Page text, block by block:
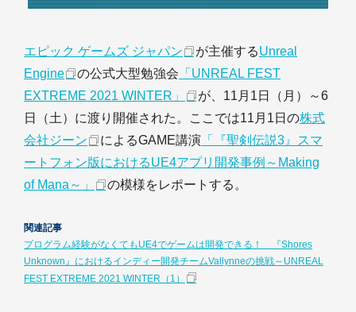
エピック ゲームズ ジャパン が主催するUnreal
Engine
の公式大型勉強会 「UNREAL FEST
EXTREME 2021 WINTER」
が、11月1日（月）～6
日（土）に渡り開催された。ここでは11月1日の株式
会社ジーン
によるGAME講演 「『聖剣伝説3』スマ
ートフォン版におけるUE4アプリ開発事例～Making
of Mana～」
の模様をレポートする。
関連記事
プログラム経験がなくてもUE4でゲームは開発できる！ 『Shores
Unknown』におけるインディー開発チームVallynneの挑戦～UNREAL
FEST EXTREME 2021 WINTER（1）